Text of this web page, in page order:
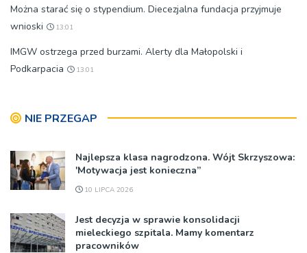
Można starać się o stypendium. Diecezjalna fundacja przyjmuje
wnioski
13:01
IMGW ostrzega przed burzami. Alerty dla Małopolski i
Podkarpacia
13:01
NIE PRZEGAP
Najlepsza klasa nagrodzona. Wójt Skrzyszowa:
'Motywacja jest konieczna”
10 LIPCA 2026
Jest decyzja w sprawie konsolidacji
mieleckiego szpitala. Mamy komentarz
pracowników